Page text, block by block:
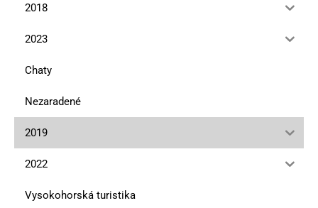
2018
2023
Chaty
Nezaradené
2019
2022
Vysokohorská turistika